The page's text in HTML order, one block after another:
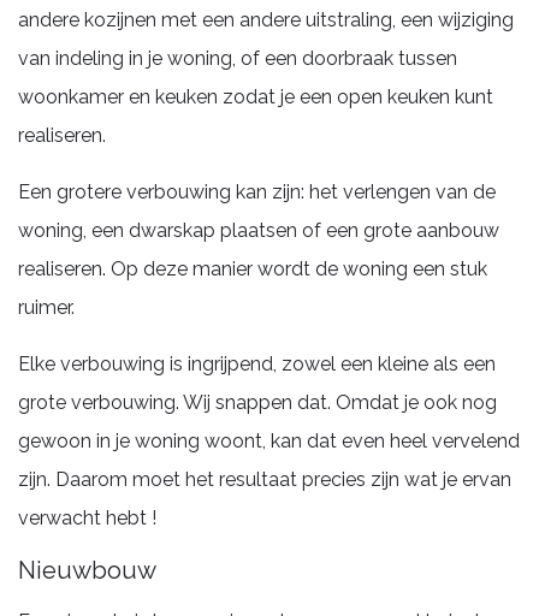
andere kozijnen met een andere uitstraling, een wijziging
van indeling in je woning, of een doorbraak tussen
woonkamer en keuken zodat je een open keuken kunt
realiseren.
Een grotere verbouwing kan zijn: het verlengen van de
woning, een dwarskap plaatsen of een grote aanbouw
realiseren. Op deze manier wordt de woning een stuk
ruimer.
Elke verbouwing is ingrijpend, zowel een kleine als een
grote verbouwing. Wij snappen dat. Omdat je ook nog
gewoon in je woning woont, kan dat even heel vervelend
zijn. Daarom moet het resultaat precies zijn wat je ervan
verwacht hebt !
Nieuwbouw